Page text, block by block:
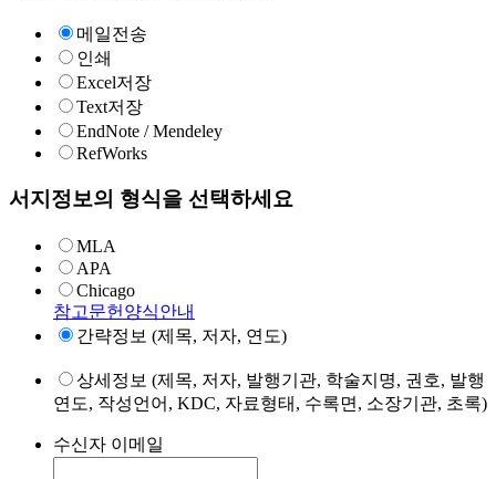
메일전송
인쇄
Excel저장
Text저장
EndNote / Mendeley
RefWorks
서지정보의 형식을 선택하세요
MLA
APA
Chicago
참고문헌양식안내
간략정보 (제목, 저자, 연도)
상세정보 (제목, 저자, 발행기관, 학술지명, 권호, 발행
연도, 작성언어, KDC, 자료형태, 수록면, 소장기관, 초록)
수신자 이메일